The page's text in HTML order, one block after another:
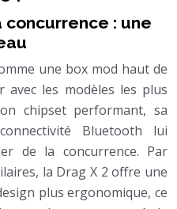
concurrence : une
une box mod haut de
avec les modèles les plus
chipset performant, sa
Bluetooth lui
de la concurrence. Par
la Drag X 2 offre une
plus ergonomique, ce